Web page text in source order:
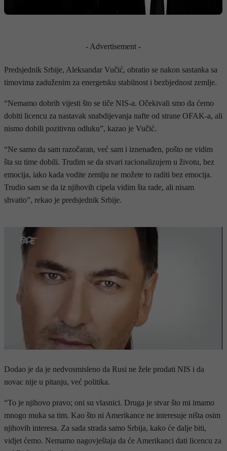
- Advertisement -
Predsjednik Srbije, Aleksandar Vučić, obratio se nakon sastanka sa
timovima zaduženim za energetsku stabilnost i bezbjednost zemlje.
“Nemamo dobrih vijesti što se tiče NIS-a. Očekivali smo da ćemo
dobiti licencu za nastavak snabdijevanja nafte od strane OFAK-a, ali
nismo dobili pozitivnu odluku”, kazao je Vučić.
“Ne samo da sam razočaran, već sam i iznenađen, pošto ne vidim
šta su time dobili. Trudim se da stvari racionalizujem u životu, bez
emocija, iako kada vodite zemlju ne možete to raditi bez emocija.
Trudio sam se da iz njihovih cipela vidim šta rade, ali nisam
shvatio”, rekao je predsjednik Srbije.
Dodao je da je nedvosmisleno da Rusi ne žele prodati NIS i da
novac nije u pitanju, već politika.
“To je njihovo pravo; oni su vlasnici. Druga je stvar što mi imamo
mnogo muka sa tim. Kao što ni Amerikance ne interesuje ništa osim
njihovih interesa. Za sada strada samo Srbija, kako će dalje biti,
vidjet ćemo. Nemamo nagovještaja da će Amerikanci dati licencu za